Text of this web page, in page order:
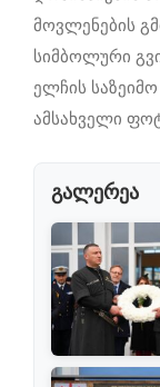
მოვლენების
სიმბოლური
ელჩის
ამსახველი
გალერეა